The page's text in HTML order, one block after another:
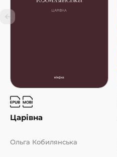
Царівна
Ольга Кобилянська